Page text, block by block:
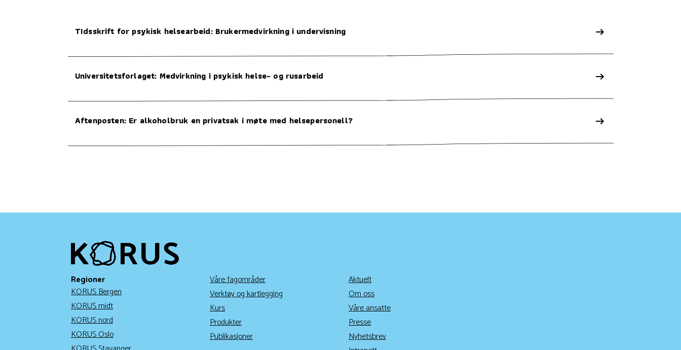
TIdsskrift for psykisk helsearbeid: Brukermedvirkning i undervisning
Universitetsforlaget: Medvirkning i psykisk helse- og rusarbeid
Aftenposten: Er alkoholbruk en privatsak i møte med helsepersonell?
Regioner
KORUS Bergen
KORUS midt
KORUS nord
KORUS Oslo
Våre fagområder
Verktøy og kartlegging
Kurs
Produkter
Publikasjoner
Aktuelt
Om oss
Våre ansatte
Presse
Nyhetsbrev